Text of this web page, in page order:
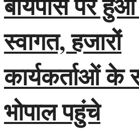
स्वागत, हजारों
कार्यकर्ताओं के
भोपाल पहुंचे